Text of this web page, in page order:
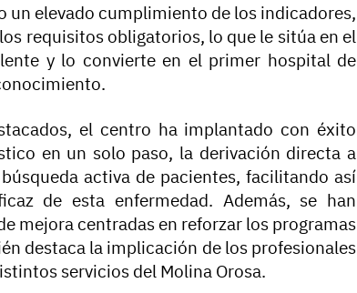
un elevado cumplimiento de los indicadores,
requisitos obligatorios, lo que le sitúa en el
y lo convierte en el primer hospital de
el centro ha implantado con éxito
en un solo paso, la derivación directa a
activa de pacientes, facilitando así
de esta enfermedad. Además, se han
mejora centradas en reforzar los programas
destaca la implicación de los profesionales
servicios del Molina Orosa.